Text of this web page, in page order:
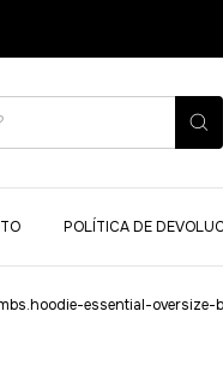
POLÍTICA DE
essential-oversize-